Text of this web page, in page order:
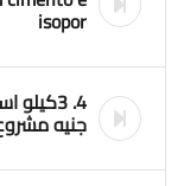
isopor
جنيه